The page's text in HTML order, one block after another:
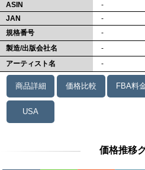
ASIN
-
JAN
-
規格番号
-
製造/出版会社名
-
アーティスト名
-
商品詳細 価格比較 FBA料
USA
価格推移